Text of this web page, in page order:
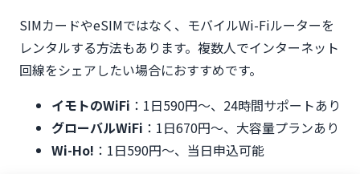
SIMカードやeSIMではなく、モバイルWi-Fiルーターを
レンタルする方法もあります。複数人でインターネット
回線をシェアしたい場合におすすめです。
イモトのWiFi ：1日590円〜、24時間サポートあり
グローバルWiFi ：1日670円〜、大容量プランあり
Wi-Ho! ：1日590円〜、当日申込可能